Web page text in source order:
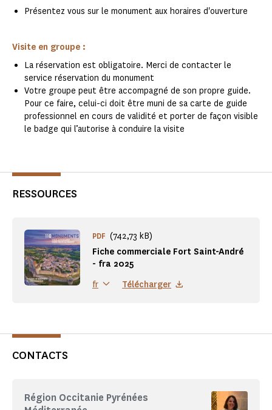
Présentez vous sur le monument aux horaires d'ouverture
Visite en groupe :
La réservation est obligatoire. Merci de contacter le
service réservation du monument
Votre groupe peut être accompagné de son propre guide.
Pour ce faire, celui-ci doit être muni de sa carte de guide
professionnel en cours de validité et porter de façon visible
le badge qui l’autorise à conduire la visite
RESSOURCES
Fiche commerciale Fort Saint-André
- fra 2025
PDF (742,73 kB)
fr Télécharger
CONTACTS
Région Occitanie Pyrénées